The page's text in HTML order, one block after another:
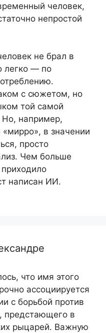
человек,
непростой
не брал в
легко — по
с сюжетом, но
той самой
Но, например,
«мирро», в значении
просто
Чем больше
написан ИИ.
что имя этого
ассоциируется
с борьбой против
предстающего в
рыцарей. Важную